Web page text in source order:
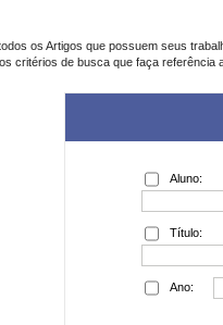
os Artigos que possuem seus
critérios de busca que faça referência
Aluno:
Título:
Ano: